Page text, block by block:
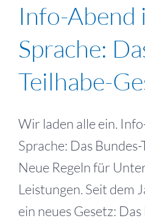
Info-Abend
Sprache:
Teilhabe-
Wir laden alle ein.
Sprache: Das
Neue Regeln für
Leistungen. Seit dem
ein neues Gesetz: